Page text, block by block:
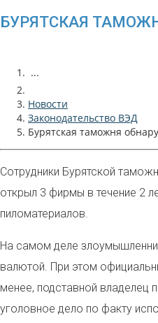
БУРЯТСКАЯ
...
Новости
Законодательство ВЭД
Бурятская таможня
Сотрудники Бурятской
открыл 3 фирмы в течение 2
пиломатериалов.
На самом деле
валютой. При этом
менее, подставной владелец
уголовное дело по факту